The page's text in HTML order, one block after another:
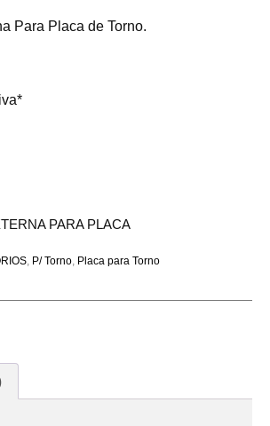
Para Placa de Torno.
PARA PLACA
P/ Torno Placa para Torno